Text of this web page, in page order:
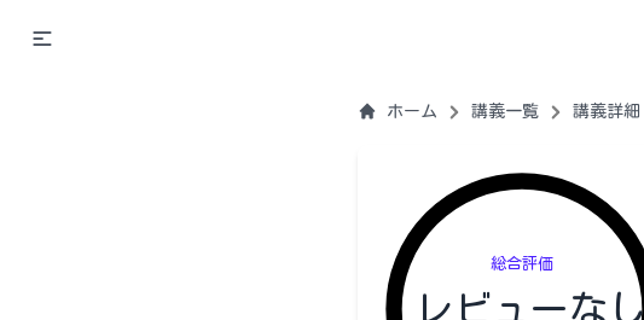
ホーム 講義一覧 講義詳細
総合評価
レビューなし